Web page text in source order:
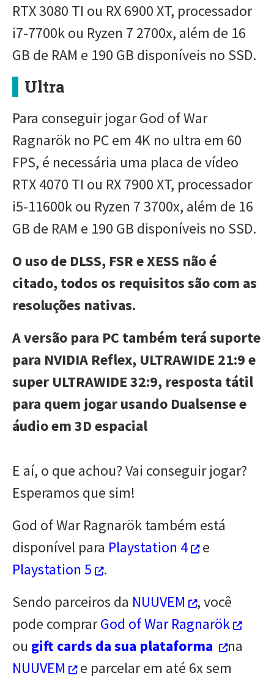
RTX 3080 TI ou RX 6900 XT, processador
i7-7700k ou Ryzen 7 2700x, além de 16
GB de RAM e 190 GB disponíveis no SSD.
Ultra
Para conseguir jogar God of War
Ragnarök no PC em 4K no ultra em 60
FPS, é necessária uma placa de vídeo
RTX 4070 TI ou RX 7900 XT, processador
i5-11600k ou Ryzen 7 3700x, além de 16
GB de RAM e 190 GB disponíveis no SSD.
O uso de DLSS, FSR e XESS não é
citado, todos os requisitos são com as
resoluções nativas.
A versão para PC também terá suporte
para NVIDIA Reflex, ULTRAWIDE 21:9 e
super ULTRAWIDE 32:9, resposta tátil
para quem jogar usando Dualsense e
áudio em 3D espacial
E aí, o que achou? Vai conseguir jogar?
Esperamos que sim!
God of War Ragnarök também está
disponível para Playstation 4
e
Playstation 5
.
Sendo parceiros da NUUVEM
, você
pode comprarGod of War Ragnarök
ou gift cards da sua plataforma
na
NUUVEM
e parcelar em até 6x sem